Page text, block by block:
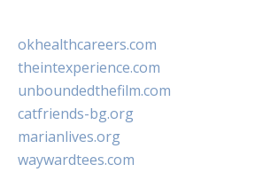
okhealthcareers.com
theintexperience.com
unboundedthefilm.com
catfriends-bg.org
marianlives.org
waywardtees.com